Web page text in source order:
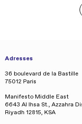
Adresses
36 boulevard de la Bastille
75012 Paris
Manifesto Middle East
6643 Al Ihsa St., Azzahra
Riyadh 12815, KSA